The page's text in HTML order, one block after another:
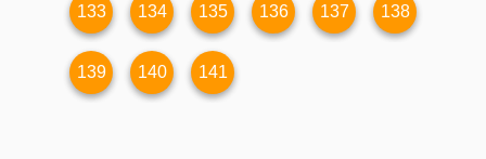
133 134 135 136 137 138
139 140 141